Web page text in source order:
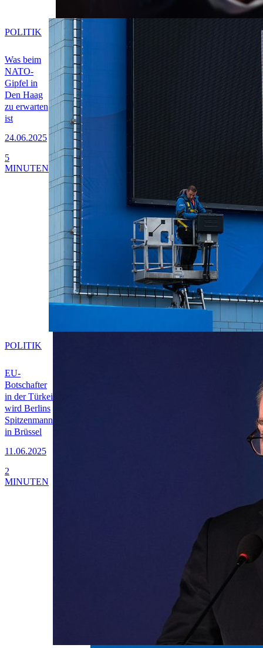
Was beim
NATO-
Gipfel in
Den Haag
zu erwarten
ist
24.06.2025
POLITIK
5
MINUTEN
EU-
Botschafter
in der Türkei
wird Berlins
Spitzenmann
in Brüssel
11.06.2025
POLITIK
2
MINUTEN